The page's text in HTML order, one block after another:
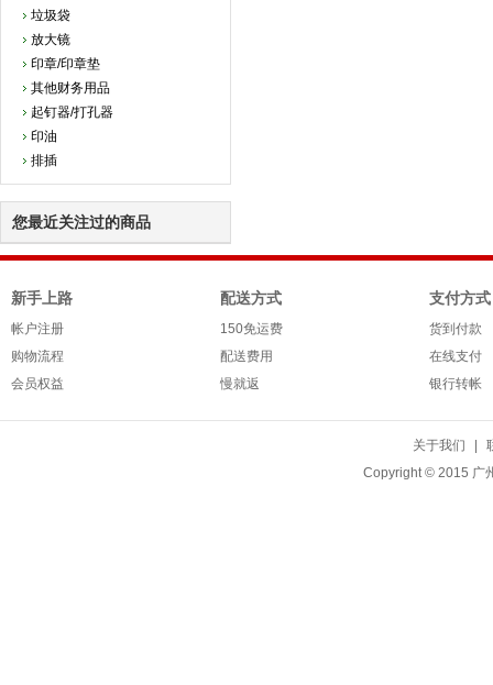
垃圾袋
放大镜
印章/印章垫
其他财务用品
起钉器/打孔器
印油
排插
您最近关注过的商品
新手上路
帐户注册
购物流程
会员权益
配送方式
150免运费
配送费用
慢就返
支付方式
货到付款
在线支付
银行转帐
关于我们
Copyright © 2015 广